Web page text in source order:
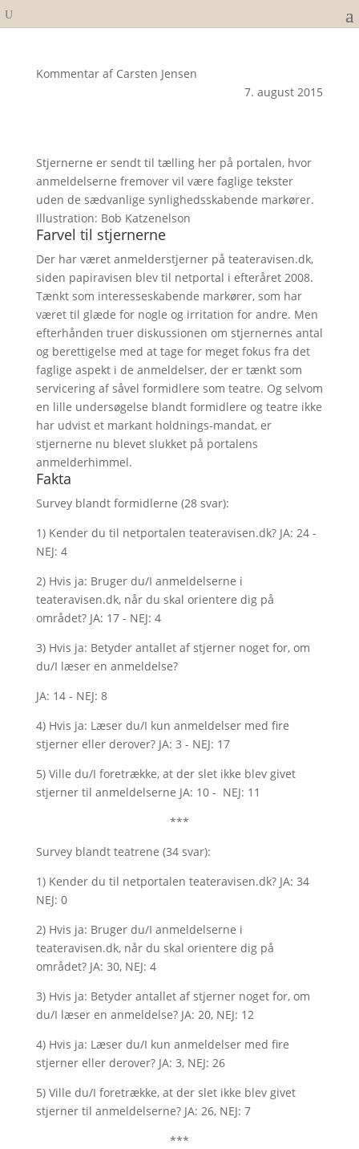
Kommentar af Carsten Jensen
7. august 2015
Stjernerne er sendt til tælling her på portalen, hvor
anmeldelserne fremover vil være faglige tekster
uden de sædvanlige synlighedsskabende markører.
Illustration: Bob Katzenelson
Farvel til stjernerne
Der har været anmelderstjerner på teateravisen.dk,
siden papiravisen blev til netportal i efteråret 2008.
Tænkt som interesseskabende markører, som har
været til glæde for nogle og irritation for andre. Men
efterhånden truer diskussionen om stjernernes antal
og berettigelse med at tage for meget fokus fra det
faglige aspekt i de anmeldelser, der er tænkt som
servicering af såvel formidlere som teatre. Og selvom
en lille undersøgelse blandt formidlere og teatre ikke
har udvist et markant holdnings-mandat, er
stjernerne nu blevet slukket på portalens
anmelderhimmel.
Fakta
Survey blandt formidlerne (28 svar):
1) Kender du til netportalen teateravisen.dk? JA: 24 -
NEJ: 4
2) Hvis ja: Bruger du/I anmeldelserne i
teateravisen.dk, når du skal orientere dig på
området? JA: 17 - NEJ: 4
3) Hvis ja: Betyder antallet af stjerner noget for, om
du/I læser en anmeldelse?
JA: 14 - NEJ: 8
4) Hvis ja: Læser du/I kun anmeldelser med fire
stjerner eller derover? JA: 3 - NEJ: 17
5) Ville du/I foretrække, at der slet ikke blev givet
stjerner til anmeldelserne JA: 10 - NEJ: 11
***
Survey blandt teatrene (34 svar):
1) Kender du til netportalen teateravisen.dk? JA: 34
NEJ: 0
2) Hvis ja: Bruger du/I anmeldelserne i
teateravisen.dk, når du skal orientere dig på
området? JA: 30, NEJ: 4
3) Hvis ja: Betyder antallet af stjerner noget for, om
du/I læser en anmeldelse? JA: 20, NEJ: 12
4) Hvis ja: Læser du/I kun anmeldelser med fire
stjerner eller derover? JA: 3, NEJ: 26
5) Ville du/I foretrække, at der slet ikke blev givet
stjerner til anmeldelserne? JA: 26, NEJ: 7
***